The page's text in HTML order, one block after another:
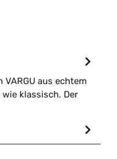
VARGU aus echtem
klassisch. Der